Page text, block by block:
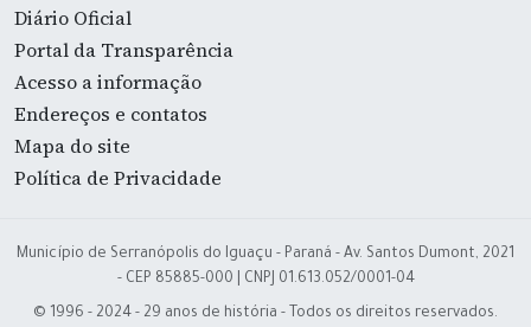
Diário Oficial
Portal da Transparência
Acesso a informação
Endereços e contatos
Mapa do site
Política de Privacidade
Município de Serranópolis do Iguaçu - Paraná - Av. Santos Dumont, 2021
- CEP 85885-000 | CNPJ 01.613.052/0001-04
© 1996 - 2024 - 29 anos de história - Todos os direitos reservados.